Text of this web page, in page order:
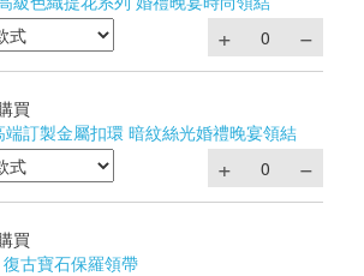
買
端訂製金屬扣環 暗紋絲光婚禮晚宴領結
買
古寶石保羅領帶